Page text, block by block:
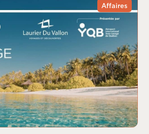
Affaires